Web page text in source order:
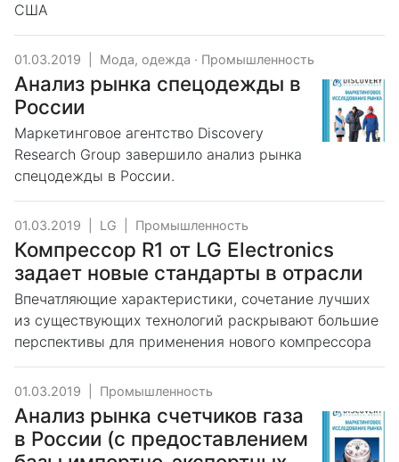
США
01.03.2019 Мода, одежда · Промышленность
Анализ рынка спецодежды в
России
Маркетинговое агентство Discovery
Research Group завершило анализ рынка
спецодежды в России.
01.03.2019 LG Промышленность
Компрессор R1 от LG Electronics
задает новые стандарты в отрасли
Впечатляющие характеристики, сочетание лучших
из существующих технологий раскрывают большие
перспективы для применения нового компрессора
01.03.2019 Промышленность
Анализ рынка счетчиков газа
в России (с предоставлением